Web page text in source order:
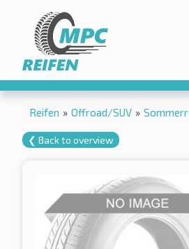
Reifen » Offroad/SUV »
❮ Back to overview